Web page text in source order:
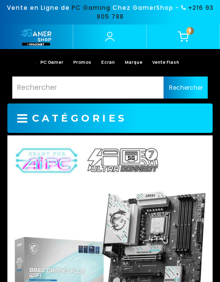
Vente en Ligne de PC Gaming Chez GamerShop -
+216 93
805 788
0
PC Gamer Promos Ecran Marque Vente Flash
Rechercher
CATÉGORIES